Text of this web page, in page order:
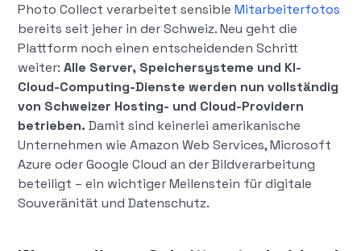
Photo Collect verarbeitet sensibleMitarbeiterfotos
bereits seit jeher in der Schweiz. Neu geht die
Plattform noch einen entscheidenden Schritt
weiter:Alle Server, Speichersysteme und KI-
Cloud-Computing-Dienste werden nun vollständig
von Schweizer Hosting- und Cloud-Providern
betrieben. Damit sind keinerlei amerikanische
Unternehmen wie Amazon Web Services, Microsoft
Azure oder Google Cloud an der Bildverarbeitung
beteiligt – ein wichtiger Meilenstein für digitale
Souveränität und Datenschutz.